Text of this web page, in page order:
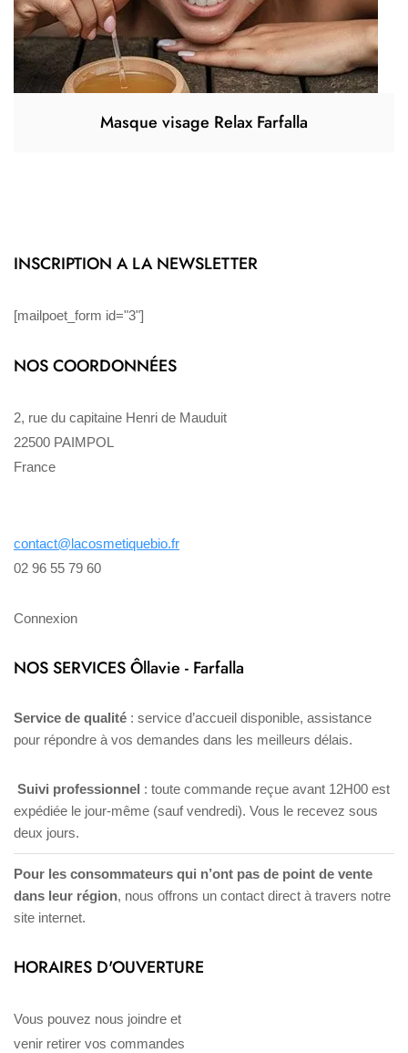
Masque visage Relax Farfalla
INSCRIPTION A LA NEWSLETTER
[mailpoet_form id="3"]
NOS COORDONNÉES
2, rue du capitaine Henri de Mauduit
22500 PAIMPOL
France
contact@lacosmetiquebio.fr
02 96 55 79 60
Connexion
NOS SERVICES Ôllavie - Farfalla
Service de qualité : service d’accueil disponible, assistance
pour répondre à vos demandes dans les meilleurs délais.
Suivi professionnel : toute commande reçue avant 12H00 est
expédiée le jour-même (sauf vendredi). Vous le recevez sous
deux jours.
Pour les consommateurs qui n’ont pas de point de vente
dans leur région, nous offrons un contact direct à travers notre
site internet.
HORAIRES D'OUVERTURE
Vous pouvez nous joindre et
venir retirer vos commandes